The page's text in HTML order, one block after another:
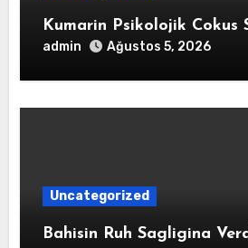
Kumarin Psikolojik Cokus
admin Ağustos 5, 2026
Uncategorized
Bahisin Ruh Sagligina